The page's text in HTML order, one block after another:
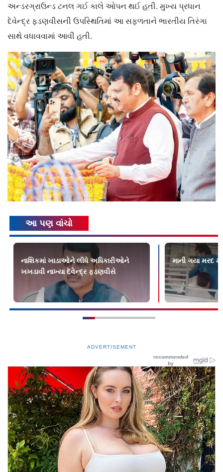
અન્ડરગ્રાઉન્ડ ટનલ ગઈ કાલે ઓપન થઈ હતી. મુખ્ય પ્રધાન
દેવેન્દ્ર ફડણવીસની ઉપસ્થિતિમાં આ સફળતાને ભારતીય તિરંગા
સાથે વધાવવામાં આવી હતી.
આ પણ વાંચો
નાશિકમાં ખાડાઓને લીધે અધિકારીઓને
ખખડાવી નાખ્યા દેવેન્દ્ર ફડણવીસે
માની ગયા મરદ
ADVERTISEMENT